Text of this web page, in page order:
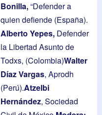
Bonilla,“Defender a
quien defiende (España).
Alberto Yepes, Defender
la Libertad Asunto de
Todxs, (Colombia)Walter
Díaz Vargas, Aprodh
(Perú).Atzelbi
Hernández, Sociedad